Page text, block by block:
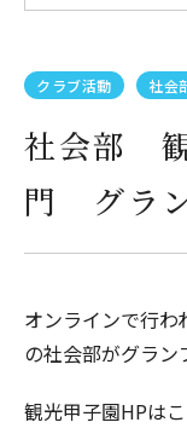
お問い合わせ
教職員採用
クラブ活動 社会
社会部
門 グラ
オンラインで行わ
の社会部がグラン
観光甲子園HPは